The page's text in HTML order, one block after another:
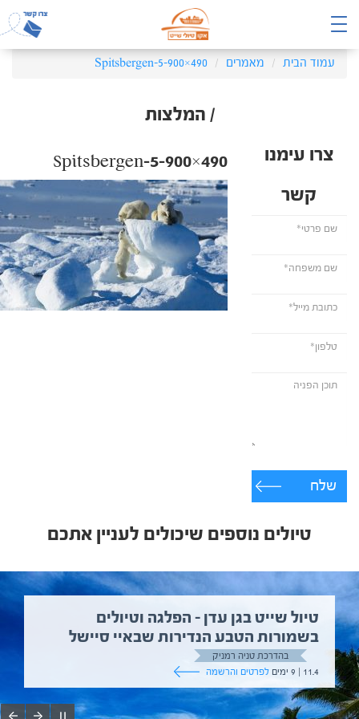
עמוד הבית מאמרים Spitsbergen-5-900×490
/ המלצות
צרו עימנו
קשר
שלח
Spitsbergen-5-900×490
טיולים נוספים שיכולים לעניין אתכם
טיול שייט בגן עדן – הפלגה וטיולים
בשמורות הטבע הנדירות שבאיי סיישל
בהדרכת טניה רמניק
11.4 | 9 ימים
לפרטים והרשמה